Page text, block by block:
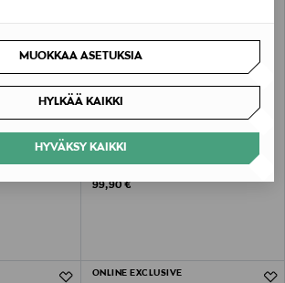
MUOKKAA ASETUKSIA
HYLKÄÄ KAIKKI
HYVÄKSY KAIKKI
ETUKUPONKITUOTE
STOCKMANN SILK
Bella-silkkileggingsit
Original Price
99,90 €
ONLINE EXCLUSIVE